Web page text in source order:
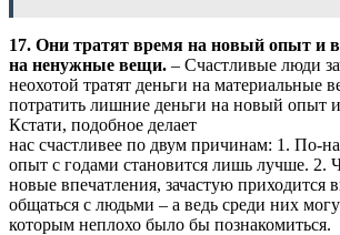
17. Они тратят время на новый опыт и
на ненужные вещи. – Счастливые люди
неохотой тратят деньги на материальные
потратить лишние деньги на новый опыт
Кстати, подобное делает
нас счастливее по двум причинам: 1. По-
опыт с годами становится лишь лучше. 2.
новые впечатления, зачастую приходится
общаться с людьми – а ведь среди них
которым неплохо было бы познакомиться.